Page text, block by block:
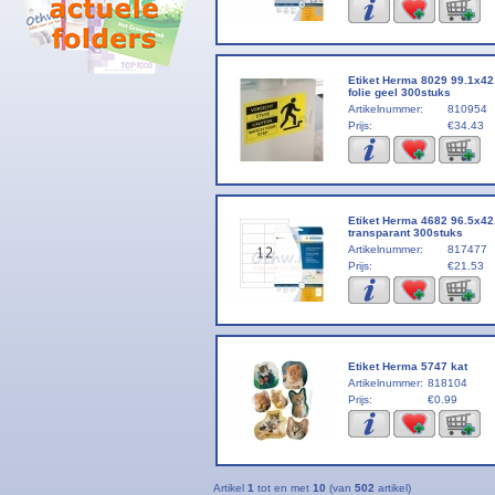
Etiket Herma 8029
folie geel 300stuks
Artikelnummer:
810954
Prijs:
€34.43
Etiket Herma 4682
transparant 300stuks
Artikelnummer:
817477
Prijs:
€21.53
Etiket Herma 5747 kat
Artikelnummer: 818104
Prijs:
€0.99
Artikel 1 tot en met 10 (van 502 artikel)